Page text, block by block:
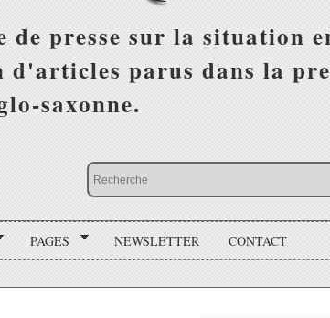
de presse sur la situation
parus dans la
saxonne.
PAGES NEWSLETTER CONTACT